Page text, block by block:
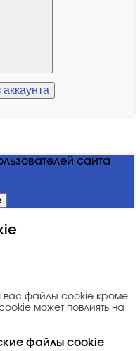
сайта
вас файлы cookie кроме
может повлиять на
файлы cookie